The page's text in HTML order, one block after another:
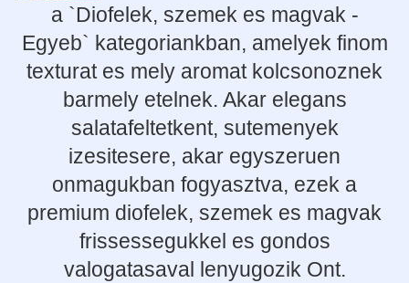
a `Diofelek, szemek es magvak -
Egyeb` kategoriankban, amelyek finom
texturat es mely aromat kolcsonoznek
barmely etelnek. Akar elegans
salatafeltetkent, sutemenyek
izesitesere, akar egyszeruen
onmagukban fogyasztva, ezek a
premium diofelek, szemek es magvak
frissessegukkel es gondos
valogatasaval lenyugozik Ont.